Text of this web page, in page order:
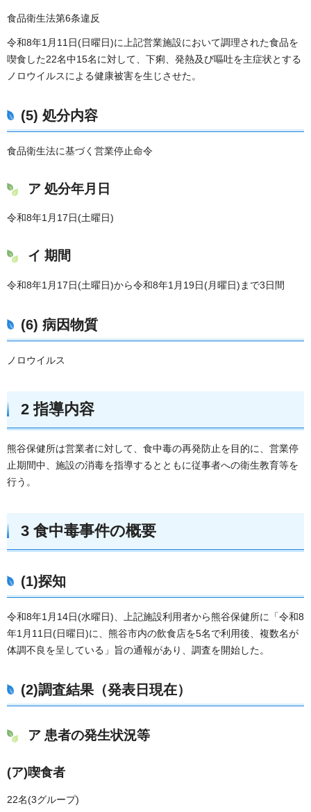
食品衛生法第6条違反
令和8年1月11日(日曜日)に上記営業施設において調理された食品を
喫食した22名中15名に対して、下痢、発熱及び嘔吐を主症状とする
ノロウイルスによる健康被害を生じさせた。
(5) 処分内容
食品衛生法に基づく営業停止命令
ア 処分年月日
令和8年1月17日(土曜日)
イ 期間
令和8年1月17日(土曜日)から令和8年1月19日(月曜日)まで3日間
(6) 病因物質
ノロウイルス
2 指導内容
熊谷保健所は営業者に対して、食中毒の再発防止を目的に、営業停
止期間中、施設の消毒を指導するとともに従事者への衛生教育等を
行う。
3 食中毒事件の概要
(1)探知
令和8年1月14日(水曜日)、上記施設利用者から熊谷保健所に「令和8
年1月11日(日曜日)に、熊谷市内の飲食店を5名で利用後、複数名が
体調不良を呈している」旨の通報があり、調査を開始した。
(2)調査結果（発表日現在）
ア 患者の発生状況等
(ア)喫食者
22名(3グループ)